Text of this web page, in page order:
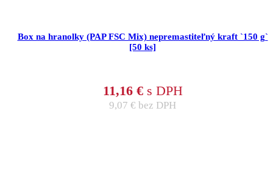
Box na hranolky (PAP FSC Mix) nepremastiteľný kraft `150 g`
[50 ks]
11,16 €s DPH
9,07 € bez DPH